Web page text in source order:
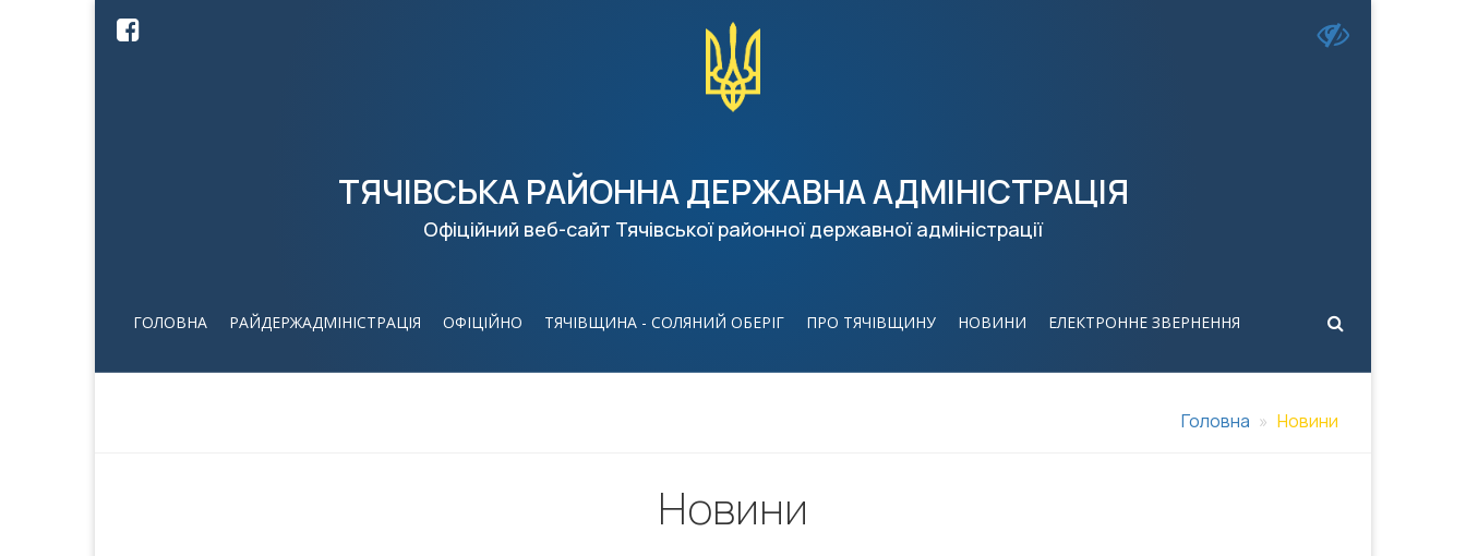
ТЯЧІВСЬКА РАЙОННА ДЕРЖАВНА АДМІНІСТРАЦІЯ
Офіційний веб-сайт Тячівської районної державної адміністрації
ГОЛОВНА РАЙДЕРЖАДМІНІСТРАЦІЯ ОФІЦІЙНО ТЯЧІВЩИНА - СОЛЯНИЙ ОБЕРІГ ПРО ТЯЧІВЩИНУ НОВИНИ ЕЛЕКТРОННЕ ЗВЕРНЕННЯ
Головна Новини
Новини